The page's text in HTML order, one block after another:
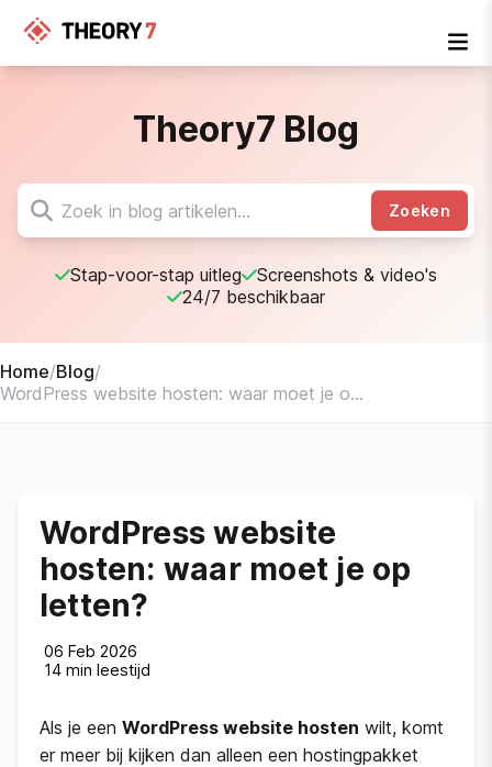
Theory7 Blog
Zoeken
Stap-voor-stap uitleg
Screenshots & video's
24/7 beschikbaar
Home/Blog/
WordPress website hosten: waar moet je o...
WordPress website
hosten: waar moet je op
letten?
06 Feb 2026
14 min leestijd
Als je een WordPress website hosten wilt, komt
er meer bij kijken dan alleen een hostingpakket